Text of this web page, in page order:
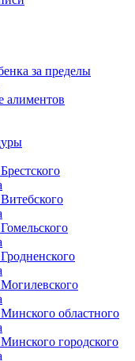
за пределы
алиментов
областного
городского